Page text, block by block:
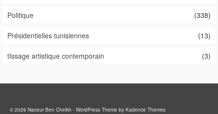
Politique (338)
Présidentielles tunisiennes (13)
tIssage artistique contemporain (3)
© 2026 Naceur Ben Cheikh - WordPress Theme by Kadence Themes